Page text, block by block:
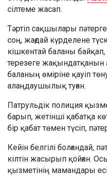
сілтеме жасап.
Тәртіп сақшылары
соң, жағдай күрделене
кішкентай баланы
терезеге жақындатқанын
баланың өміріне қауіп
алаңдаушылық туған.
Патрульдік полиция
барып, жетінші қабатқа
бір қабат төмен түсіп,
Кейін белгілі болғандай,
кілтін жасырып қойған.
қызметінің мамандары